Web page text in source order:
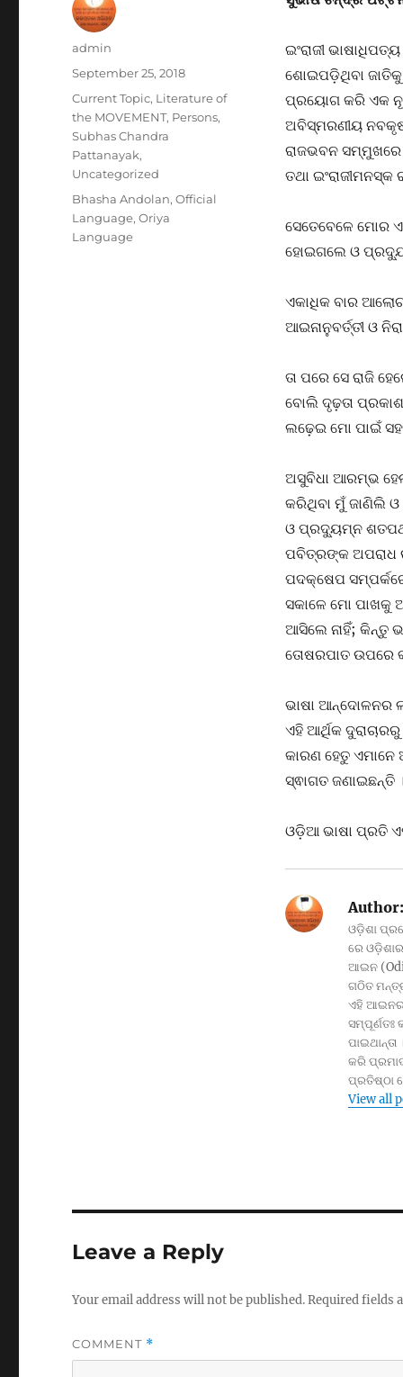
ଇଂରାଜୀ
ଶୋଇପଡ଼ିଥିବା ଜାତିକୁ
ପ୍ରୟୋଗ କରି ଏକ
ଅବିସ୍ମରଣୀୟ
ରାଜଭବନ
ତଥା
ସେତେବେଳେ ମୋର
ହୋଇଗଲେ ଓ
ଏକାଧିକ ବାର
ଆଇନାନୁବର୍ତ୍ତୀ ଓ
ତା ପରେ ସେ ରାଜି
ବୋଲି ଦୃଢ଼ତା
ଲଢ଼େଇ ମୋ ପାଇଁ
ଅସୁବିଧା ଆରମ୍ଭ
କରିଥିବା ମୁଁ ଜାଣିଲି ଓ
ଓ ପ୍ରଦ୍ୟୁମ୍ନ
ପବିତ୍ରଙ୍କ ଅପରାଧ
ପଦକ୍ଷେପ
ସକାଳେ ମୋ ପାଖକୁ
ଆସିଲେ ନାହିଁ; କିନ୍ତୁ
ତୋଷରପାତ ଉପରେ
ଭାଷା ଆନ୍ଦୋଳନର
ଏହି ଆର୍ଥିକ
କାରଣ ହେତୁ
ସ୍ଵାଗତ ଜଣାଇଛନ୍ତି ।
ଓଡ଼ିଆ ଭାଷା ପ୍ରତି
Author:
ଓଡ଼ିଶା
ରେ
ଆଇନ
ଗଠିତ
ଏହି ଆଇନର
ସମ୍ପୂର୍ଣତଃ
କରି
ପ୍ରତିଷ୍ଠା
View all
Author
admin
Posted
September 25, 2018
Categories
Current Topic, Literature of
the MOVEMENT, Persons,
Subhas Chandra
Pattanayak,
Uncategorized
Tags
Bhasha Andolan,Official
Language,Oriya
Language
Leave a Reply
Your email address will not be published.Required fields
COMMENT *